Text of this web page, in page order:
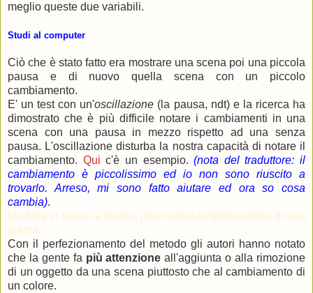
meglio queste due variabili.
Studi al computer
Ciò che è stato fatto era mostrare una scena poi una piccola
pausa e di nuovo quella scena con un piccolo
cambiamento.
E' un test con un'oscillazione (la pausa, ndt) e la ricerca ha
dimostrato che è più difficile notare i cambiamenti in una
scena con una pausa in mezzo rispetto ad una senza
pausa. L'oscillazione disturba la nostra capacità di notare il
cambiamento. Qui c'è un esempio.(nota del traduttore: il
cambiamento è piccolissimo ed io non sono riuscito a
trovarlo. Arreso, mi sono fatto aiutare ed ora so cosa
cambia).
Un fiore in basso a destra, poco sopra la biforcazione di una
pianta.
Con il perfezionamento del metodo gli autori hanno notato
che la gente fa più attenzione all'aggiunta o alla rimozione
di un oggetto da una scena piuttosto che al cambiamento di
un colore.